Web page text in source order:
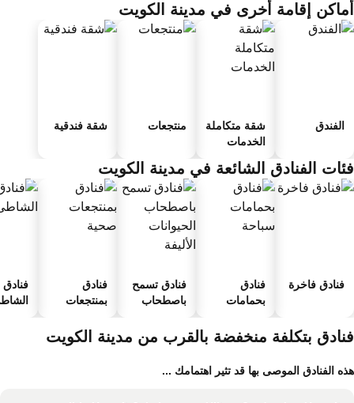
إقامة أخرى في مدينة الكويت
الفندق
شقة متكاملة
الخدمات
منتجعات شقة فندقية
الفنادق الشائعة في مدينة الكويت
فنادق فاخرة
فنادق
بحمامات
فنادق تسمح
باصطحاب
الأليفة
فنادق
بمنتجعات
فنادق
بتكلفة منخفضة بالقرب من مدينة الكويت
الفنادق الموصى بها قد تثير اهتمامك ...